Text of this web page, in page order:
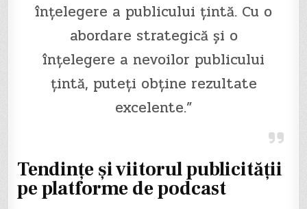
înțelegere a publicului țintă. Cu o
abordare strategică și o
înțelegere a nevoilor publicului
țintă, puteți obține rezultate
excelente.”
Tendințe și viitorul publicității
pe platforme de podcast